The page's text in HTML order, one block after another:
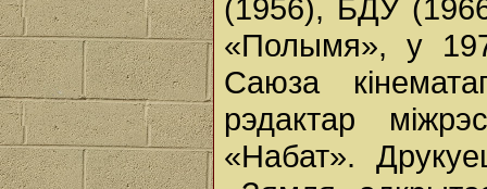
(1956), БДУ
«Полымя», у
Саюза
рэдактар
«Набат».